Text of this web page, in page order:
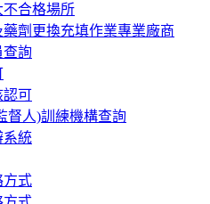
合格場所
劑更換充填作業專業廠商
查詢
認可
督人)訓練機構查詢
系統
方式